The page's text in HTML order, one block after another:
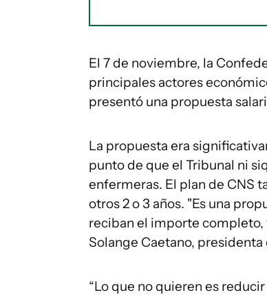
El 7 de noviembre, la
principales actores
presentó una propuesta
La propuesta era
punto de que el Tribunal ni
enfermeras. El plan de CNS
otros 2 o 3 años. "Es una
reciban el importe completo,
Solange Caetano,
“Lo que no quieren es